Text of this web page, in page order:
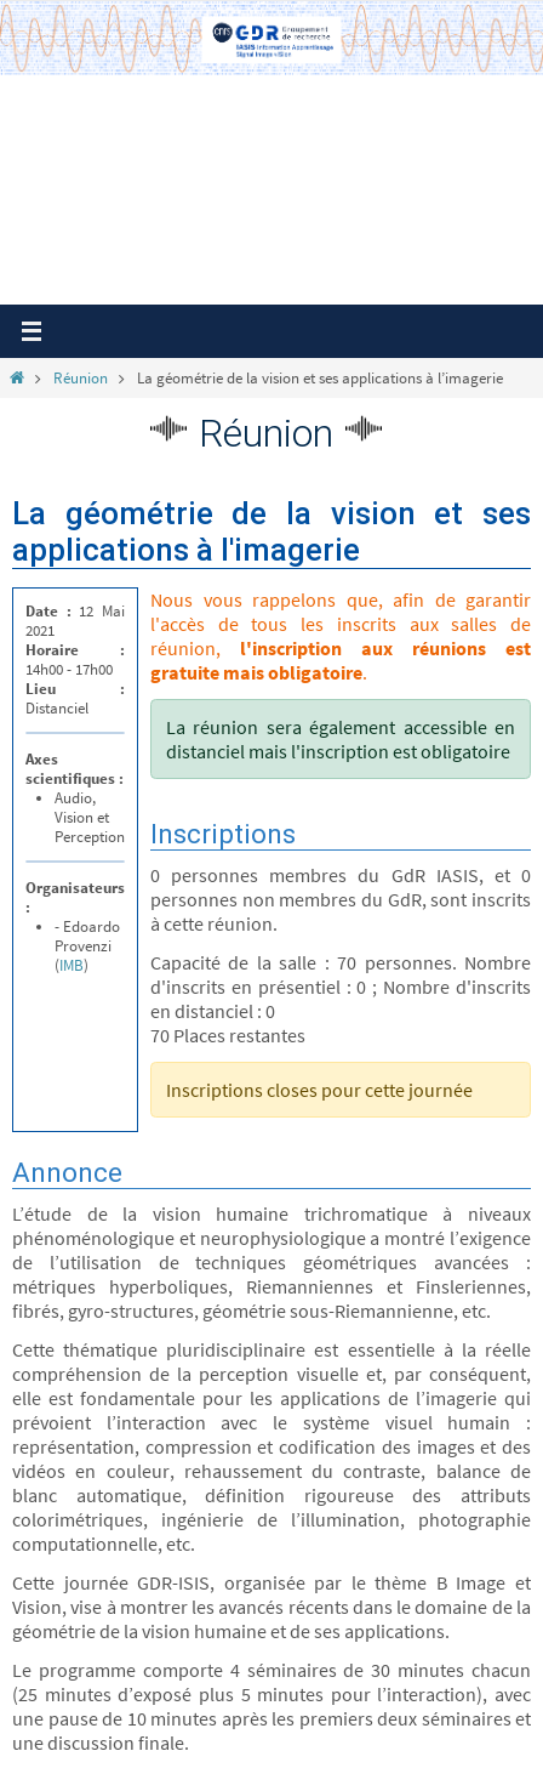
Passer
vers
le
HomeRéunion La géométrie de la vision et ses applications à l’imagerie
Réunion
La géométrie de la vision et ses
applications à l'imagerie
Date : 12 Mai
2021
Horaire :
14h00 - 17h00
Lieu :
Distanciel
Axes
scientifiques :
Audio,
Vision et
Perception
Organisateurs
:
- Edoardo
Provenzi
(IMB)
Nous vous rappelons que, afin de garantir
l'accès de tous les inscrits aux salles de
réunion, l'inscription aux réunions est
gratuite mais obligatoire.
La réunion sera également accessible en
distanciel mais l'inscription est obligatoire
Inscriptions
0 personnes membres du GdR IASIS, et 0
personnes non membres du GdR, sont inscrits
à cette réunion.
Capacité de la salle : 70 personnes. Nombre
d'inscrits en présentiel : 0 ; Nombre d'inscrits
en distanciel : 0
70 Places restantes
Inscriptions closes pour cette journée
Annonce
L’étude de la vision humaine trichromatique à niveaux
phénoménologique et neurophysiologique a montré l’exigence
de l’utilisation de techniques géométriques avancées :
métriques hyperboliques, Riemanniennes et Finsleriennes,
fibrés, gyro-structures, géométrie sous-Riemannienne, etc.
Cette thématique pluridisciplinaire est essentielle à la réelle
compréhension de la perception visuelle et, par conséquent,
elle est fondamentale pour les applications de l’imagerie qui
prévoient l’interaction avec le système visuel humain :
représentation, compression et codification des images et des
vidéos en couleur, rehaussement du contraste, balance de
blanc automatique, définition rigoureuse des attributs
colorimétriques, ingénierie de l’illumination, photographie
computationnelle, etc.
Cette journée GDR-ISIS, organisée par le thème B Image et
Vision, vise à montrer les avancés récents dans le domaine de la
géométrie de la vision humaine et de ses applications.
Le programme comporte 4 séminaires de 30 minutes chacun
(25 minutes d’exposé plus 5 minutes pour l’interaction), avec
une pause de 10 minutes après les premiers deux séminaires et
une discussion finale.